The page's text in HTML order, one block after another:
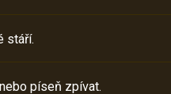
stáří.
píseň zpívat.